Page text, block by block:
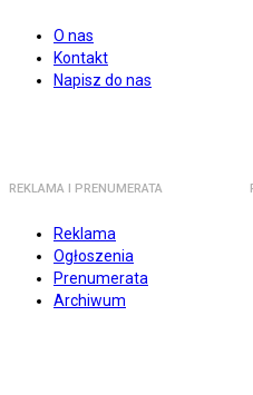
O nas
Kontakt
Napisz do nas
REKLAMA I PRENUMERATA
Reklama
Ogłoszenia
Prenumerata
Archiwum